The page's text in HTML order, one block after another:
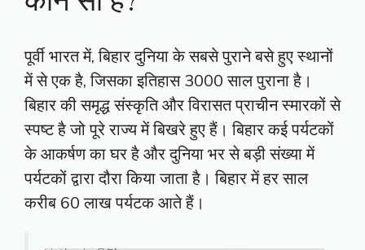
पूर्वी भारत में, बिहार दुनिया के सबसे पुराने बसे हुए स्थानों
में से एक है, जिसका इतिहास 3000 साल पुराना है।
बिहार की समृद्ध संस्कृति और विरासत प्राचीन स्मारकों से
स्पष्ट है जो पूरे राज्य में बिखरे हुए हैं। बिहार कई पर्यटकों
के आकर्षण का घर है और दुनिया भर से बड़ी संख्या में
पर्यटकों द्वारा दौरा किया जाता है। बिहार में हर साल
करीब 60 लाख पर्यटक आते हैं।